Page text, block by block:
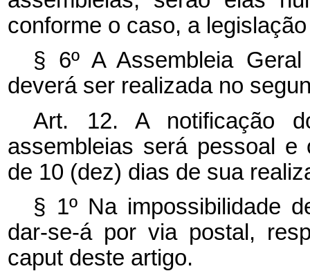
conforme o caso, a
§ 6º A Assembleia
deverá ser realizada no
Art. 12. A notificação
assembleias será pessoal e
de 10 (dez) dias de sua
§ 1º Na impossibilidade
dar-se-á por via postal,
caput deste artigo.